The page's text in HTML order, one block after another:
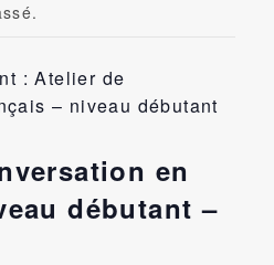
:Atelier de
– niveau débutant
en
débutant –